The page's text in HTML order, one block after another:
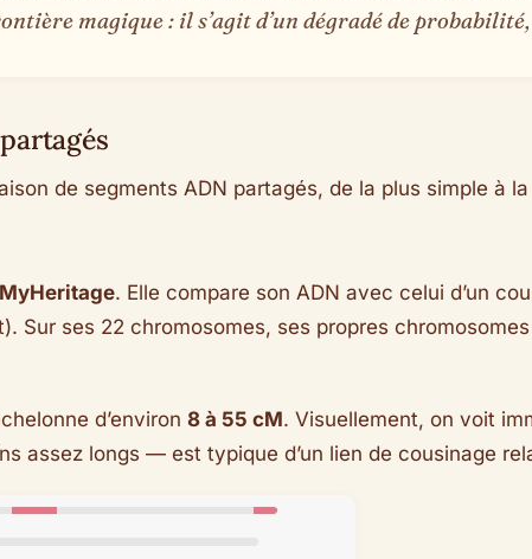
magique : il s’agit d’un dégradé de
de segments ADN partagés, de la plus simple à
MyHeritage. Elle compare son ADN avec celui d’un
Sur ses 22 chromosomes, ses propres
d’environ 8 à 55 cM. Visuellement, on voit
assez longs — est typique d’un lien de cousinage